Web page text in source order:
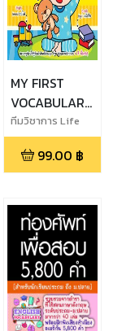
MY FIRST
VOCABULARY
SERIES ศัพท์
อังกฤษ-ไทย
สำหรับหนูน้อย
ทีมวิชาการ Life
Balance
99.00 ฿